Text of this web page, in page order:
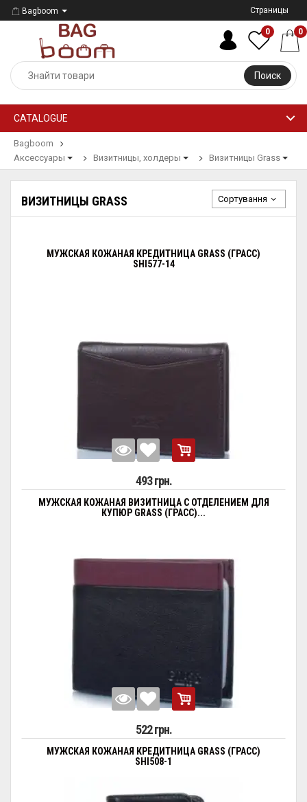
Bagboom Страницы
Поиск
0 0
CATALOGUE
Bagboom
Аксессуары
Визитницы, холдеры Визитницы Grass
ВИЗИТНИЦЫ GRASS Сортування
МУЖСКАЯ КОЖАНАЯ КРЕДИТНИЦА GRASS (ГРАСС)
SHI577-14
493 грн.
МУЖСКАЯ КОЖАНАЯ ВИЗИТНИЦА С ОТДЕЛЕНИЕМ ДЛЯ
КУПЮР GRASS (ГРАСС)...
522 грн.
МУЖСКАЯ КОЖАНАЯ КРЕДИТНИЦА GRASS (ГРАСС)
SHI508-1